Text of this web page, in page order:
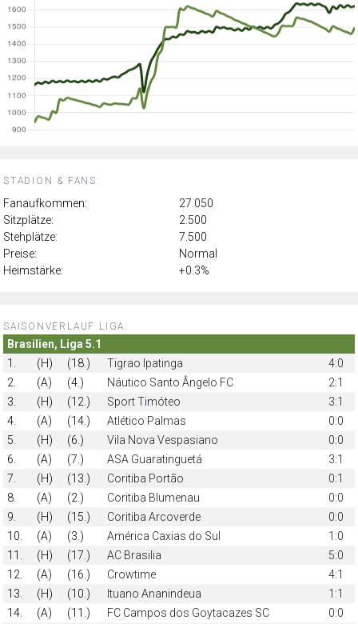
STADION & FANS:
Fanaufkommen:
27.050
Sitzplätze:
2.500
Stehplätze:
7.500
Preise:
Normal
Heimstärke:
+0.3%
SAISONVERLAUF LIGA:
Brasilien, Liga 5.1
1.
(H) (18.) Tigrao Ipatinga
4:0
2.
(A) (4.) Náutico Santo Ângelo FC
2:1
3.
(H) (12.) Sport Timóteo
3:1
4.
(A) (14.) Atlético Palmas
0:0
5.
(H) (6.) Vila Nova Vespasiano
0:0
6.
(A) (7.) ASA Guaratinguetá
3:1
7.
(H) (13.) Coritiba Portão
0:1
8.
(A) (2.) Coritiba Blumenau
0:0
9.
(H) (15.) Coritiba Arcoverde
0:0
10.
(A) (3.) América Caxias do Sul
1:0
11.
(H) (17.) AC Brasilia
5:0
12.
(A) (16.) Crowtime
4:1
13.
(H) (10.) Ituano Ananindeua
1:1
14.
(A) (11.) FC Campos dos Goytacazes SC
0:0